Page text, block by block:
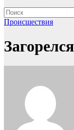
Происшествия